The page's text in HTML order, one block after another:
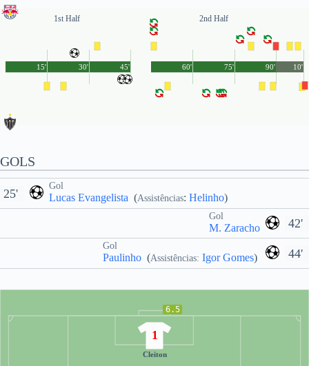
1st Half
45'
15' 30'
2nd Half
90'
60' 75' 10'
GOLS
Gol
Lucas Evangelista (Assistências: Helinho)
25'
42'
Gol
M. Zaracho
44'
Gol
Paulinho (Assistências: Igor Gomes)
6.5
1
Cleiton